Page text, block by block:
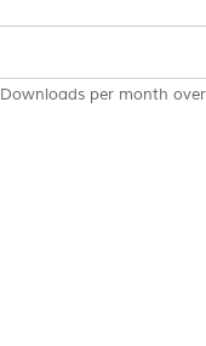
Downloads per month